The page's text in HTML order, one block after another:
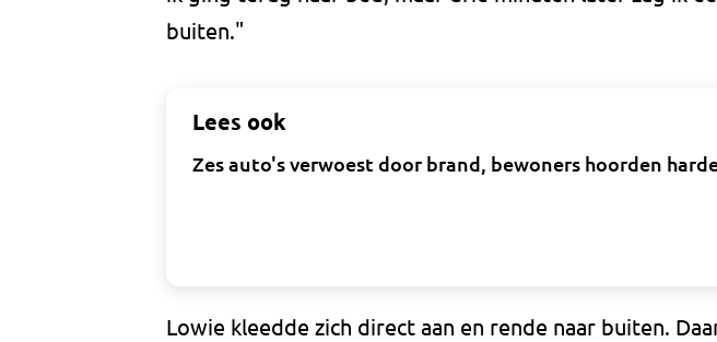
buiten."
Lees ook
Zes auto's verwoest door brand, bewoners hoorden
Lowie kleedde zich direct aan en rende naar buiten.